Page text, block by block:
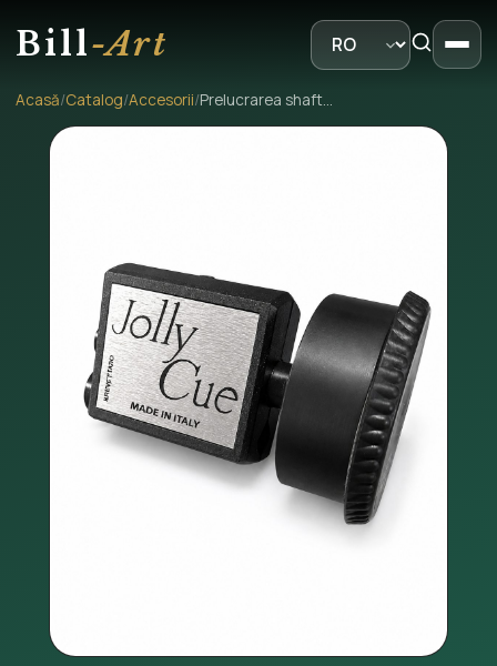
Bill-Art
Acasă/Catalog/Accesorii/ Prelucrarea shaftului cu sistemul Jolly Cue